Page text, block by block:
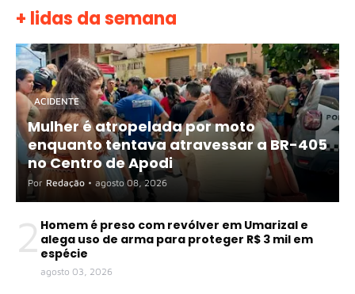
+ lidas da semana
ACIDENTE
Mulher é atropelada por moto
enquanto tentava atravessar a BR-405
no Centro de Apodi
Por Redação • agosto 08, 2026
2 Homem é preso com revólver em Umarizal e
alega uso de arma para proteger R$ 3 mil em
espécie
agosto 03, 2026